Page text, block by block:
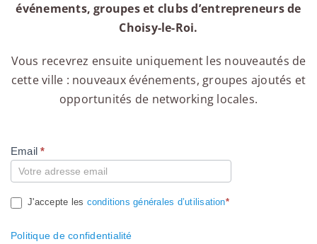
événements, groupes et clubs d’entrepreneurs de
Choisy-le-Roi.
Vous recevrez ensuite uniquement les nouveautés de
cette ville : nouveaux événements, groupes ajoutés et
opportunités de networking locales.
Compte
Email*
J'accepte les conditions générales d’utilisation*
Politique de confidentialité